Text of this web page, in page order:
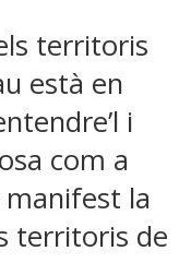
territoris
està en
i
com a
la
territoris de